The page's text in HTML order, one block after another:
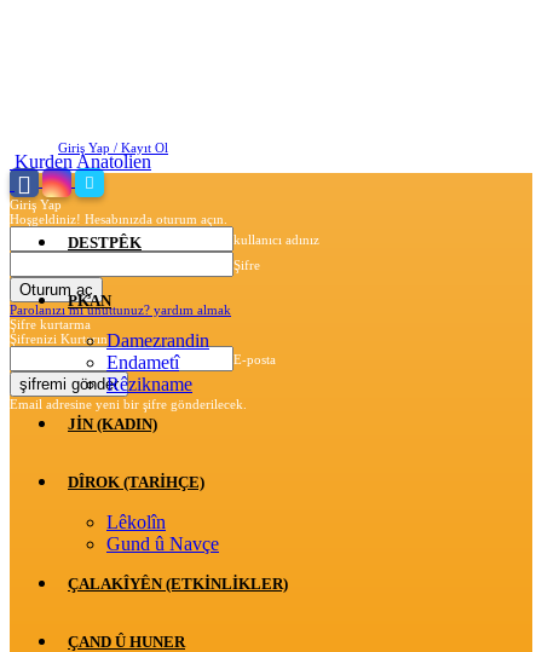
Giriş Yap / Kayıt Ol
Giriş Yap
Hoşgeldiniz! Hesabınızda oturum açın.
kullanıcı adınız
Şifre
Parolanızı mı unuttunuz? yardım almak
Şifre kurtarma
Şifrenizi Kurtarın
E-posta
Email adresine yeni bir şifre gönderilecek.
Kurden Anatolien
DESTPÊK
PKAN
Damezrandin
Endametî
Rêzikname
JİN (KADIN)
DÎROK (TARİHÇE)
Lêkolîn
Gund û Navçe
ÇALAKÎYÊN (ETKINLIKLER)
ÇAND Û HUNER